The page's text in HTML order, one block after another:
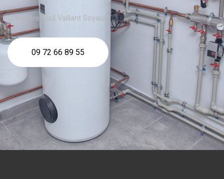
chaudière fioul Vaillant Soyaux
09 72 66 89 55